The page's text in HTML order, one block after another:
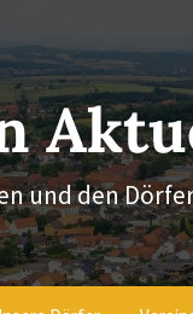
und den